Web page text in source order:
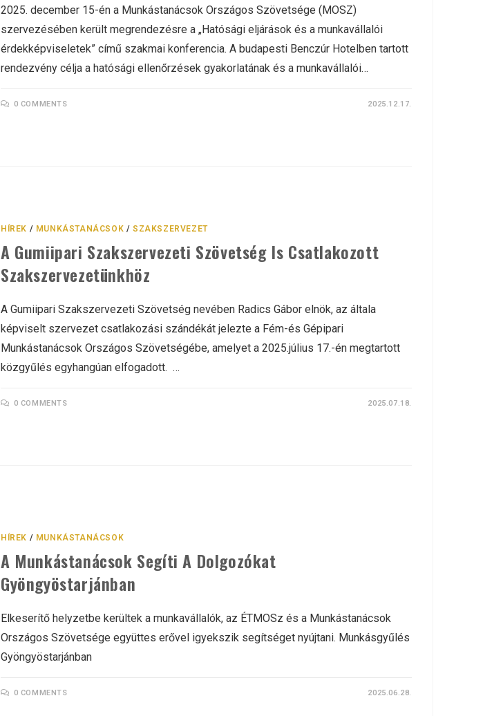
2025. december 15-én a Munkástanácsok Országos Szövetsége (MOSZ)
szervezésében került megrendezésre a „Hatósági eljárások és a munkavállalói
érdekképviseletek” című szakmai konferencia. A budapesti Benczúr Hotelben tartott
rendezvény célja a hatósági ellenőrzések gyakorlatának és a munkavállalói…
0 COMMENTS 2025.12.17.
HÍREK / MUNKÁSTANÁCSOK /SZAKSZERVEZET
A Gumiipari Szakszervezeti Szövetség Is Csatlakozott
Szakszervezetünkhöz
A Gumiipari Szakszervezeti Szövetség nevében Radics Gábor elnök, az általa
képviselt szervezet csatlakozási szándékát jelezte a Fém-és Gépipari
Munkástanácsok Országos Szövetségébe, amelyet a 2025.július 17.-én megtartott
közgyűlés egyhangúan elfogadott. …
0 COMMENTS 2025.07.18.
HÍREK / MUNKÁSTANÁCSOK
A Munkástanácsok Segíti A Dolgozókat
Gyöngyöstarjánban
Elkeserítő helyzetbe kerültek a munkavállalók, az ÉTMOSz és a Munkástanácsok
Országos Szövetsége együttes erővel igyekszik segítséget nyújtani. Munkásgyűlés
Gyöngyöstarjánban
0 COMMENTS 2025.06.28.